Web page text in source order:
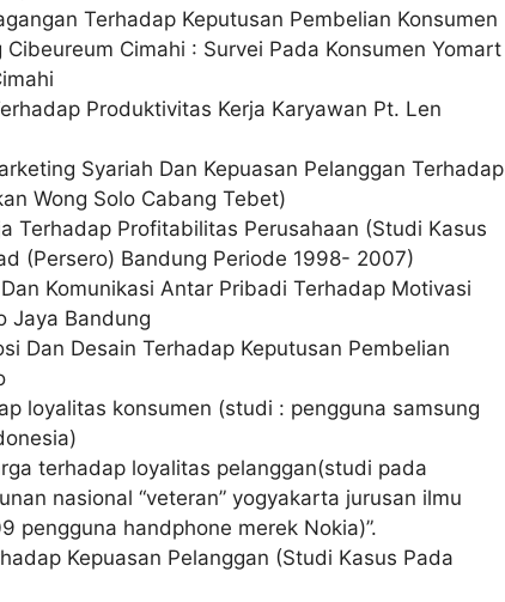
Terhadap Keputusan Pembelian Konsumen
Cimahi : Survei Pada Konsumen Yomart
Produktivitas Kerja Karyawan Pt. Len
Syariah Dan Kepuasan Pelanggan Terhadap
Wong Solo Cabang Tebet)
Terhadap Profitabilitas Perusahaan (Studi Kasus
(Persero) Bandung Periode 1998- 2007)
Komunikasi Antar Pribadi Terhadap Motivasi
Jaya Bandung
Dan Desain Terhadap Keputusan Pembelian
loyalitas konsumen (studi : pengguna samsung
terhadap loyalitas pelanggan(studi pada
nasional “veteran” yogyakarta jurusan ilmu
pengguna handphone merek Nokia)”.
Kepuasan Pelanggan (Studi Kasus Pada